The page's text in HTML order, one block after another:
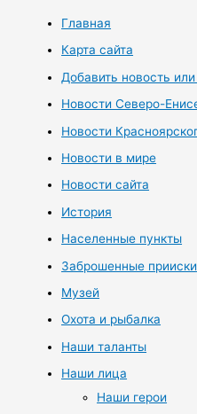
Главная
Карта сайта
Добавить новость
Новости Северо-
Новости
Новости в мире
Новости сайта
История
Населенные пункты
Заброшенные прииски
Музей
Охота и рыбалка
Наши таланты
Наши лица
Наши герои